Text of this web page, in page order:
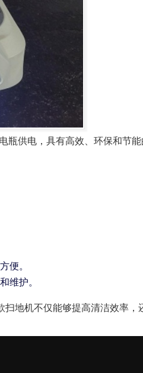
瓶供电，具有高效、环保和节
便。
维护。
地机不仅能够提高清洁效率，